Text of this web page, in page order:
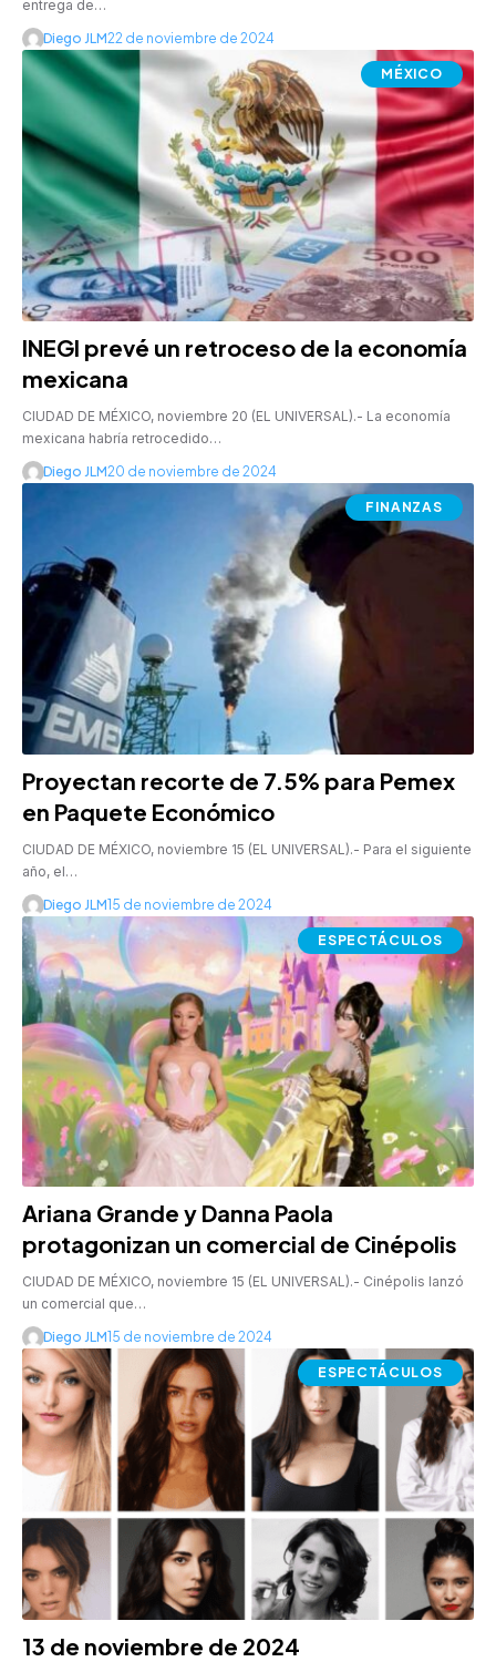
entrega de…
Diego JLM22 de noviembre de 2024
MÉXICO
INEGI prevé un retroceso de la economía
mexicana
CIUDAD DE MÉXICO, noviembre 20 (EL UNIVERSAL).- La economía
mexicana habría retrocedido…
Diego JLM20 de noviembre de 2024
FINANZAS
Proyectan recorte de 7.5% para Pemex
en Paquete Económico
CIUDAD DE MÉXICO, noviembre 15 (EL UNIVERSAL).- Para el siguiente
año, el…
Diego JLM15 de noviembre de 2024
ESPECTÁCULOS
Ariana Grande y Danna Paola
protagonizan un comercial de Cinépolis
CIUDAD DE MÉXICO, noviembre 15 (EL UNIVERSAL).- Cinépolis lanzó
un comercial que…
Diego JLM15 de noviembre de 2024
ESPECTÁCULOS
13 de noviembre de 2024